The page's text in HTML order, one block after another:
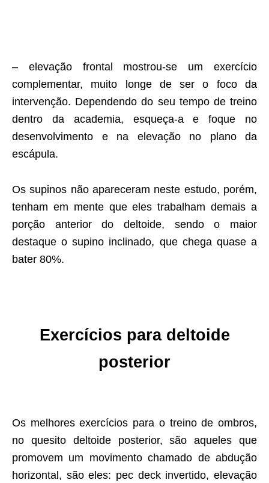
– elevação frontal mostrou-se um exercício
complementar, muito longe de ser o foco da
intervenção. Dependendo do seu tempo de treino
dentro da academia, esqueça-a e foque no
desenvolvimento e na elevação no plano da
escápula.
Os supinos não apareceram neste estudo, porém,
tenham em mente que eles trabalham demais a
porção anterior do deltoide, sendo o maior
destaque o supino inclinado, que chega quase a
bater 80%.
Exercícios para deltoide
posterior
Os melhores exercícios para o treino de ombros,
no quesito deltoide posterior, são aqueles que
promovem um movimento chamado de abdução
horizontal, são eles: pec deck invertido, elevação